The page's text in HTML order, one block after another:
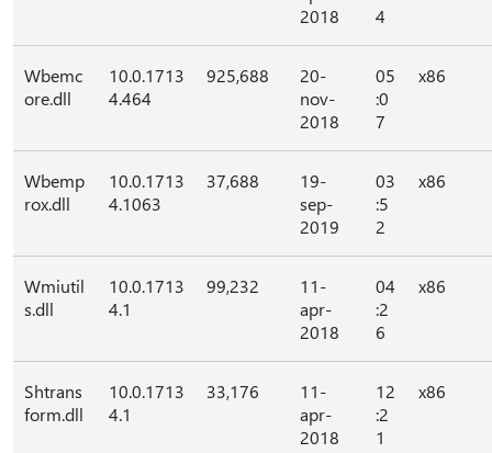
2018
4
Wbemc
ore.dll
10.0.1713
4.464
925,688
20-
nov-
2018
05
:0
7
x86
Wbemp
rox.dll
10.0.1713
4.1063
37,688
19-
sep-
2019
03
:5
2
x86
Wmiutil
s.dll
10.0.1713
4.1
99,232
11-
apr-
2018
04
:2
6
x86
Shtrans
form.dll
10.0.1713
4.1
33,176
11-
apr-
2018
12
:2
1
x86